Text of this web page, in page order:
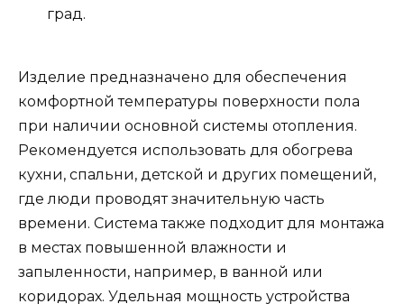
град.
Изделие предназначено для обеспечения
комфортной температуры поверхности пола
при наличии основной системы отопления.
Рекомендуется использовать для обогрева
кухни, спальни, детской и других помещений,
где люди проводят значительную часть
времени. Система также подходит для монтажа
в местах повышенной влажности и
запыленности, например, в ванной или
коридорах. Удельная мощность устройства